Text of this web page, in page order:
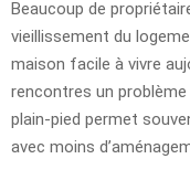
Beaucoup de
vieillissement du
maison facile à vivre
rencontres un
plain-pied permet
avec moins